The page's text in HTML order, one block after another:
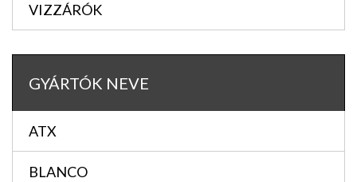
VIZZÁRÓK
GYÁRTÓK NEVE
ATX
BLANCO